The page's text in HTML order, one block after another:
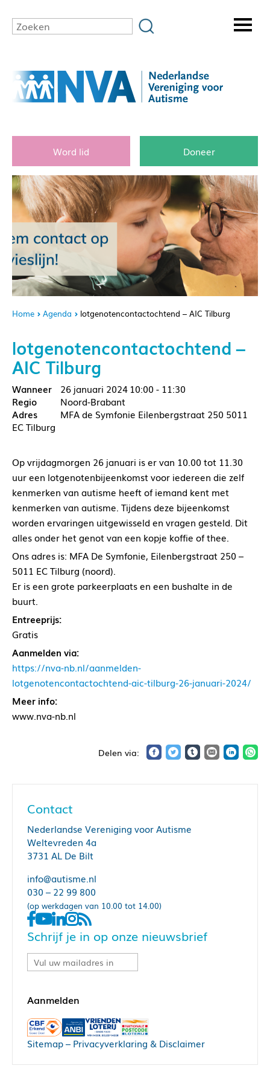
Word lid Doneer
Home Agenda lotgenotencontactochtend – AIC Tilburg
lotgenotencontactochtend –
AIC Tilburg
26 januari 2024 10:00 - 11:30
Noord-Brabant
MFA de Symfonie Eilenbergstraat 250 5011
EC Tilburg
Op vrijdagmorgen 26 januari is er van 10.00 tot 11.30
uur een lotgenotenbijeenkomst voor iedereen die zelf
kenmerken van autisme heeft of iemand kent met
kenmerken van autisme. Tijdens deze bijeenkomst
worden ervaringen uitgewisseld en vragen gesteld. Dit
alles onder het genot van een kopje koffie of thee.
Ons adres is: MFA De Symfonie, Eilenbergstraat 250 –
5011 EC Tilburg (noord).
Er is een grote parkeerplaats en een bushalte in de
buurt.
Entreeprijs:
Gratis
Aanmelden via:
https://nva-nb.nl/aanmelden-
lotgenotencontactochtend-aic-tilburg-26-januari-2024/
Meer info:
www.nva-nb.nl
Contact
Nederlandse Vereniging voor Autisme
Weltevreden 4a
3731 AL De Bilt
info@autisme.nl
030 – 22 99 800
(op werkdagen van 10.00 tot 14.00)
Schrijf je in op onze nieuwsbrief
Sitemap– Privacyverklaring & Disclaimer